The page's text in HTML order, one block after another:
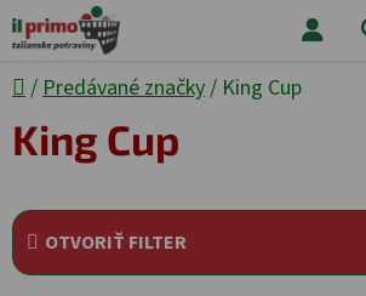
Prejsť na obsah
Domov
/ Predávané značky/ King Cup
King Cup
OTVORIŤ FILTER